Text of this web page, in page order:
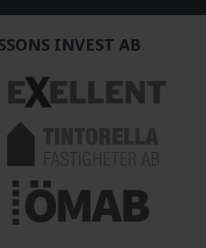
INVEST AB